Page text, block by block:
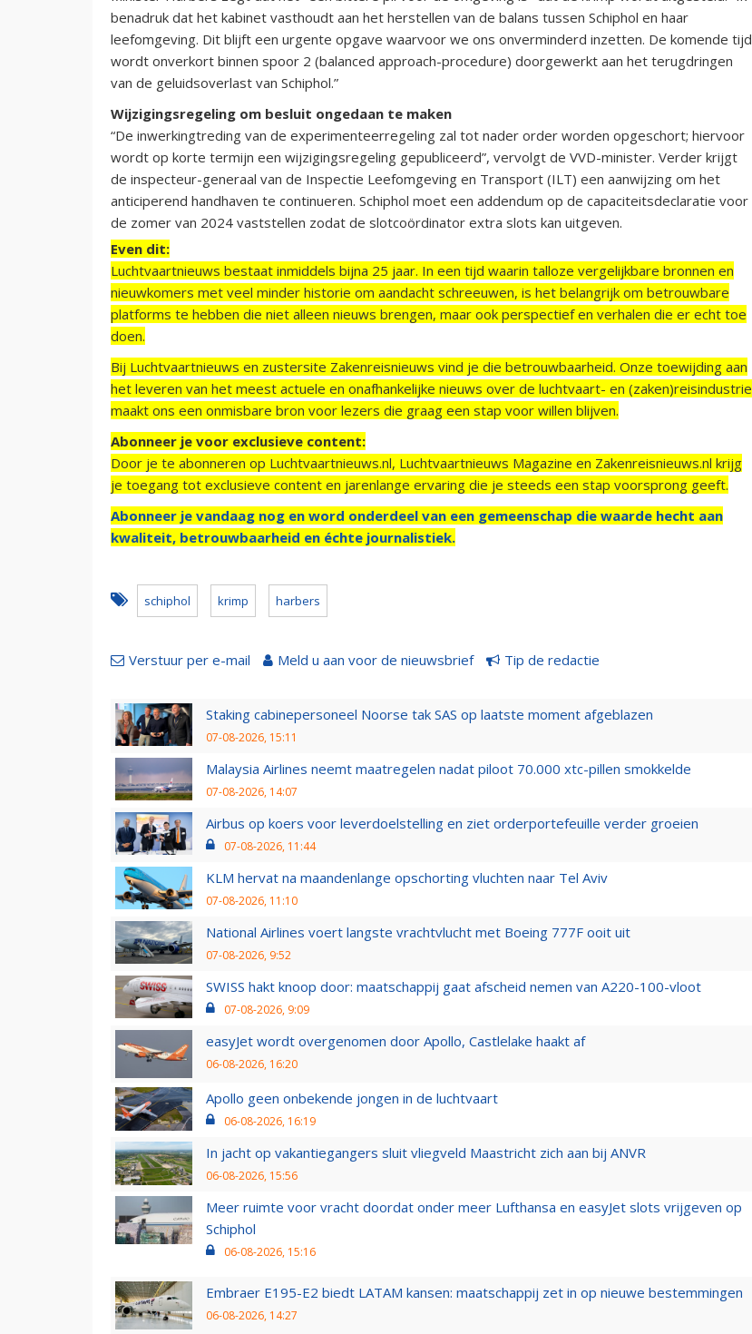
benadruk dat het kabinet vasthoudt aan het herstellen van de balans tussen Schiphol en haar
leefomgeving. Dit blijft een urgente opgave waarvoor we ons onverminderd inzetten. De komende tijd
wordt onverkort binnen spoor 2 (balanced approach-procedure) doorgewerkt aan het terugdringen
van de geluidsoverlast van Schiphol.”
Wijzigingsregeling om besluit ongedaan te maken
“De inwerkingtreding van de experimenteerregeling zal tot nader order worden opgeschort; hiervoor
wordt op korte termijn een wijzigingsregeling gepubliceerd”, vervolgt de VVD-minister. Verder krijgt
de inspecteur-generaal van de Inspectie Leefomgeving en Transport (ILT) een aanwijzing om het
anticiperend handhaven te continueren. Schiphol moet een addendum op de capaciteitsdeclaratie voor
de zomer van 2024 vaststellen zodat de slotcoördinator extra slots kan uitgeven.
Even dit:
Luchtvaartnieuws bestaat inmiddels bijna 25 jaar. In een tijd waarin talloze vergelijkbare bronnen en
nieuwkomers met veel minder historie om aandacht schreeuwen, is het belangrijk om betrouwbare
platforms te hebben die niet alleen nieuws brengen, maar ook perspectief en verhalen die er echt toe
doen.
Bij Luchtvaartnieuws en zustersite Zakenreisnieuws vind je die betrouwbaarheid. Onze toewijding aan
het leveren van het meest actuele en onafhankelijke nieuws over de luchtvaart- en (zaken)reisindustrie
maakt ons een onmisbare bron voor lezers die graag een stap voor willen blijven.
Abonneer je voor exclusieve content:
Door je te abonneren op Luchtvaartnieuws.nl, Luchtvaartnieuws Magazine en Zakenreisnieuws.nl krijg
je toegang tot exclusieve content en jarenlange ervaring die je steeds een stap voorsprong geeft.
Abonneer je vandaag nog en word onderdeel van een gemeenschap die waarde hecht aan
kwaliteit, betrouwbaarheid en échte journalistiek.
schiphol krimp harbers
Verstuur per e-mail Meld u aan voor de nieuwsbrief Tip de redactie
Staking cabinepersoneel Noorse tak SAS op laatste moment afgeblazen
07-08-2026, 15:11
Malaysia Airlines neemt maatregelen nadat piloot 70.000 xtc-pillen smokkelde
07-08-2026, 14:07
Airbus op koers voor leverdoelstelling en ziet orderportefeuille verder groeien
07-08-2026, 11:44
KLM hervat na maandenlange opschorting vluchten naar Tel Aviv
07-08-2026, 11:10
National Airlines voert langste vrachtvlucht met Boeing 777F ooit uit
07-08-2026, 9:52
SWISS hakt knoop door: maatschappij gaat afscheid nemen van A220-100-vloot
07-08-2026, 9:09
easyJet wordt overgenomen door Apollo, Castlelake haakt af
06-08-2026, 16:20
Apollo geen onbekende jongen in de luchtvaart
06-08-2026, 16:19
In jacht op vakantiegangers sluit vliegveld Maastricht zich aan bij ANVR
06-08-2026, 15:56
Meer ruimte voor vracht doordat onder meer Lufthansa en easyJet slots vrijgeven op
Schiphol
06-08-2026, 15:16
Embraer E195-E2 biedt LATAM kansen: maatschappij zet in op nieuwe bestemmingen
06-08-2026, 14:27